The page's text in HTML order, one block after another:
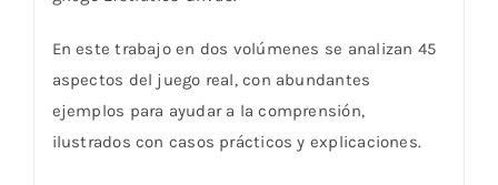
En este trabajo en dos volúmenes se analizan 45
aspectos del juego real, con abundantes
ejemplos para ayudar a la comprensión,
ilustrados con casos prácticos y explicaciones.